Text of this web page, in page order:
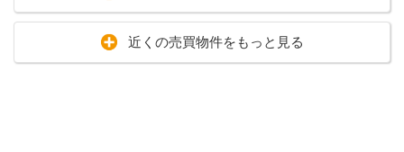
近くの売買物件をもっと見る